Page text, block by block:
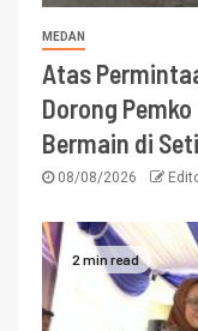
MEDAN
Atas
Dorong
Bermain di
08/08/2026
2 min read